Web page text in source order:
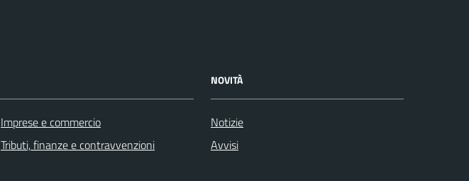
Imprese e commercio
Tributi, finanze e contravvenzioni
NOVITÀ
Notizie
Avvisi